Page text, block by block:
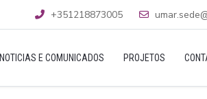
+351218873005
NOTICIAS E COMUNICADOS PROJETOS